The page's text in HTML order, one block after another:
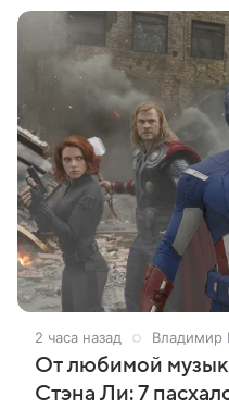
2 часа назад Владимир
От любимой
Стэна Ли: 7